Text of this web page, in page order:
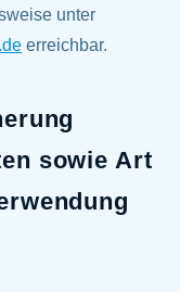
unter
erreichbar.
sowie Art